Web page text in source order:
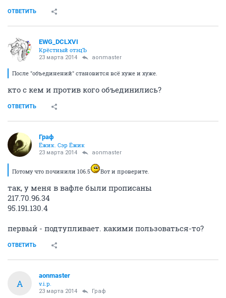
ОТВЕТИТЬ
EWG_DCLXVI
Крёстный отэцЪ
23 марта 2014 aonmaster
После "объединений" становится всё хуже и хуже.
кто с кем и против кого объединились?
ОТВЕТИТЬ
Граф
Ёжик. Сэр Ёжик
23 марта 2014 aonmaster
Потому что починили 106.5 Вот и проверите.
так, у меня в вафле были прописаны
217.70.96.34
95.191.130.4
первый - подтупливает. какими пользоваться-то?
ОТВЕТИТЬ
A
aonmaster
v.i.p.
23 марта 2014 Граф